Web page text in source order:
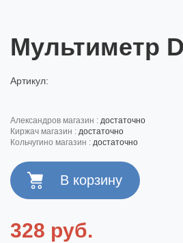
Мультиметр
Артикул:
александров магазин : достаточно
киржач магазин : достаточно
кольчугино магазин : достаточно
328 руб.